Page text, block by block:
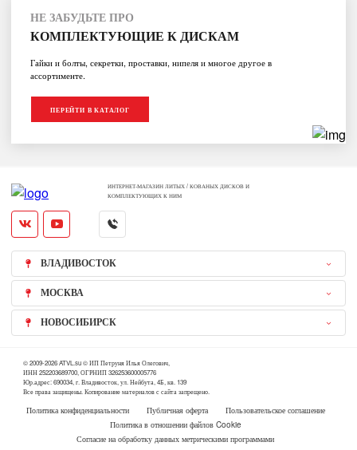
НЕ ЗАБУДЬТЕ ПРО
КОМПЛЕКТУЮЩИЕ К ДИСКАМ
Гайки и болты, секретки, проставки, нипеля и многое другое в
ассортименте.
ПЕРЕЙТИ В КАТАЛОГ
ИНТЕРНЕТ-МАГАЗИН ЛИТЫХ / КОВАНЫХ ДИСКОВ И
КОМПЛЕКТУЮЩИХ К НИМ
ВЛАДИВОСТОК
МОСКВА
НОВОСИБИРСК
© 2009-2026 ATVL.su © ИП Петруня Илья Олегович,
ИНН 252203689700, ОГРНИП 326253600005776
Юр.адрес: 690034, г. Владивосток, ул. Нейбута, 4Б, кв. 139
Все права защищены. Копирование материалов с сайта запрещено.
Политика конфиденциальности Публичная оферта
Пользовательское соглашение
Политика в отношении файлов Cookie
Согласие на обработку данных метрическими программами